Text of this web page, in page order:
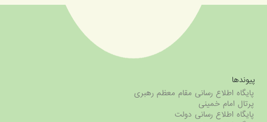
اطلاع رسانی مقام معظم رهبری
امام خمینی
اطلاع رسانی دولت